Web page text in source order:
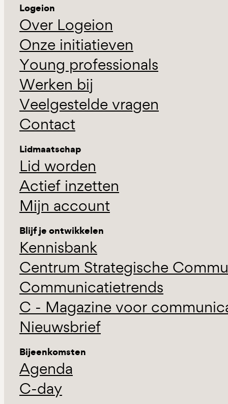
Logeion
Over Logeion
Onze initiatieven
Young professionals
Werken bij
Veelgestelde vragen
Contact
Lidmaatschap
Lid worden
Actief inzetten
Mijn account
Blijf je ontwikkelen
Kennisbank
Centrum Strategische
Communicatietrends
C - Magazine voor
Nieuwsbrief
Bijeenkomsten
Agenda
C-day